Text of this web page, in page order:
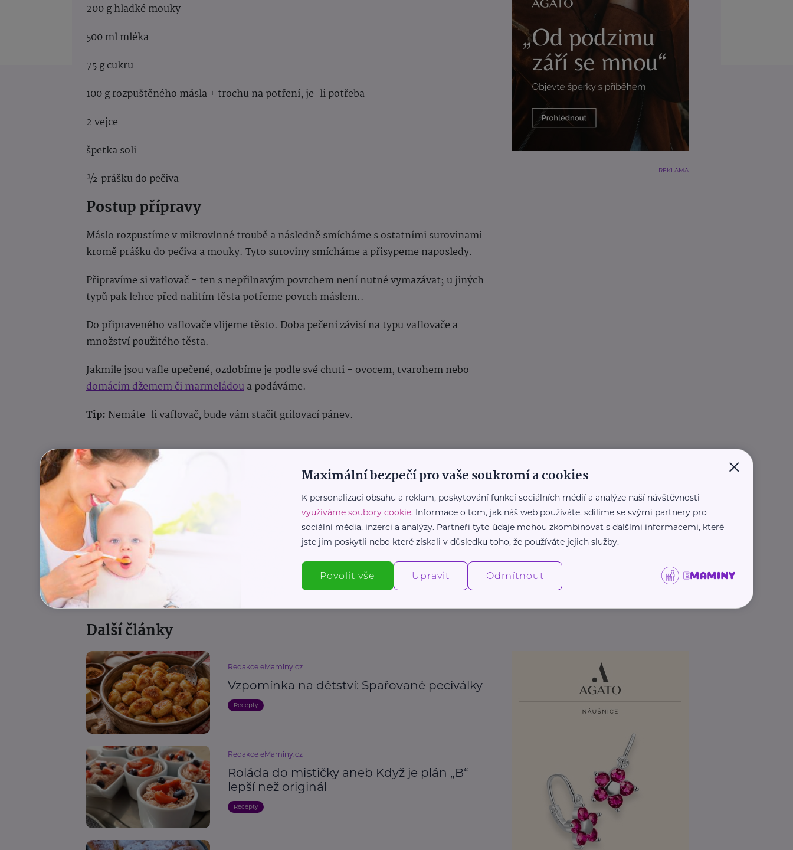
200 g hladké mouky
500 ml mléka
75 g cukru
100 g rozpuštěného másla + trochu na potření, je-li potřeba
2 vejce
špetka soli
½ prášku do pečiva
Postup přípravy
Máslo rozpustíme v mikrovlnné troubě a následně smícháme s ostatními surovinami
kromě prášku do pečiva a mouky. Tyto suroviny smícháme a přisypeme naposledy.
Připravíme si vaflovač - tens nepřilnavým povrchem není nutné vymazávat; u jiných
typů pak lehce před nalitím těstapotřeme povrch máslem..
Do připraveného vaflovače vlijeme těsto. Doba pečení závisí na typu vaflovače a
množství použitého těsta.
Jakmile jsou vafle upečené, ozdobíme je podle své chuti - ovocem, tvarohem nebo
domácím džemem či marmeládoua podáváme.
Tip: Nemáte-li vaflovač, bude vám stačit grilovací pánev.
Autor: redakce eMaminy
Recepty
REKLAMA
Další články
Redakce eMaminy.cz
Vzpomínka na dětství: Spařované peciválky
Recepty
Redakce eMaminy.cz
Roláda do mističky aneb Když je plán „B“
lepší než originál
Recepty
×
Maximální bezpečí pro vaše soukromí a cookies
K personalizaci obsahu a reklam, poskytování funkcí sociálních médií a analýze naší návštěvnosti
využíváme soubory cookie. Informace o tom, jak náš web používáte, sdílíme se svými partnery pro
sociální média, inzerci a analýzy. Partneři tyto údaje mohou zkombinovat s dalšími informacemi, které
jste jim poskytli nebo které získali v důsledku toho, že používáte jejich služby.
Povolit vše Upravit Odmítnout